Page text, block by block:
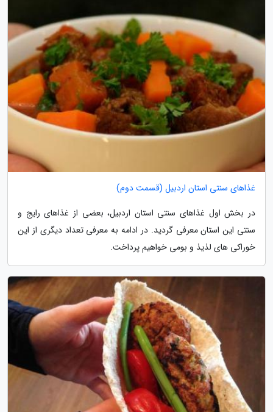
غذاهای سنتی استان اردبیل (قسمت دوم)
در بخش اول غذاهای سنتی استان اردبیل، بعضی از غذاهای رایج و
سنتی این استان معرفی گردید. در ادامه به معرفی تعداد دیگری از این
خوراکی های لذیذ و بومی خواهیم پرداخت.